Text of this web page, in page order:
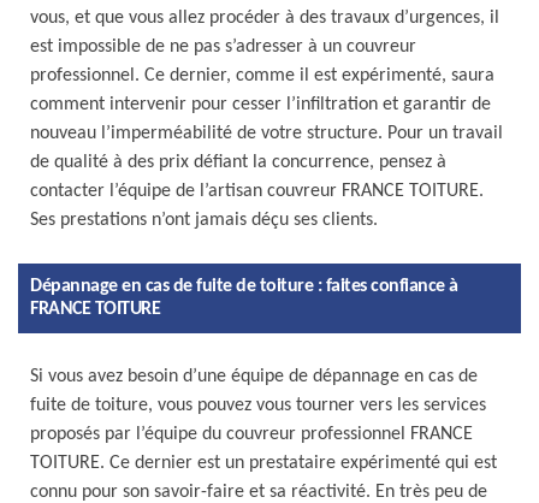
vous, et que vous allez procéder à des travaux d’urgences, il
est impossible de ne pas s’adresser à un couvreur
professionnel. Ce dernier, comme il est expérimenté, saura
comment intervenir pour cesser l’infiltration et garantir de
nouveau l’imperméabilité de votre structure. Pour un travail
de qualité à des prix défiant la concurrence, pensez à
contacter l’équipe de l’artisan couvreur FRANCE TOITURE.
Ses prestations n’ont jamais déçu ses clients.
Dépannage en cas de fuite de toiture : faites confiance à
FRANCE TOITURE
Si vous avez besoin d’une équipe de dépannage en cas de
fuite de toiture, vous pouvez vous tourner vers les services
proposés par l’équipe du couvreur professionnel FRANCE
TOITURE. Ce dernier est un prestataire expérimenté qui est
connu pour son savoir-faire et sa réactivité. En très peu de